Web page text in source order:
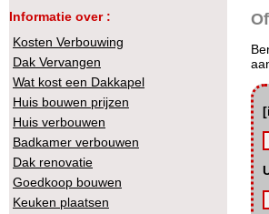
Informatie over :
Kosten Verbouwing
Dak Vervangen
Wat kost een Dakkapel
Huis bouwen prijzen
Huis verbouwen
Badkamer verbouwen
Dak renovatie
Goedkoop bouwen
Keuken plaatsen